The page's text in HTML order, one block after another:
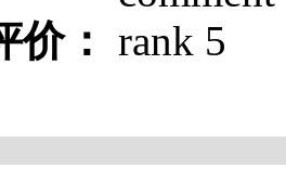
价：